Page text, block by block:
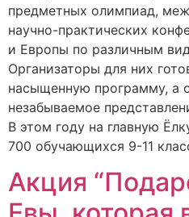
предметных олимпиад,
научно-практических
и Европы по различным
Организаторы для них
насыщенную программу, а
незабываемое
В этом году на главную
700 обучающихся 9-11
Акция